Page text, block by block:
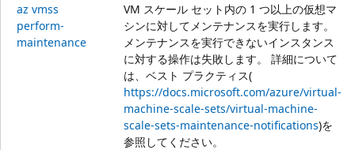
az vmss
perform-
maintenance
VM スケール セット内の 1 つ以上の仮想マ
シンに対してメンテナンスを実行します。
メンテナンスを実行できないインスタンス
に対する操作は失敗します。 詳細について
は、ベスト プラクティス(
https://docs.microsoft.com/azure/virtual-
machine-scale-sets/virtual-machine-
scale-sets-maintenance-notifications)を
参照してください。